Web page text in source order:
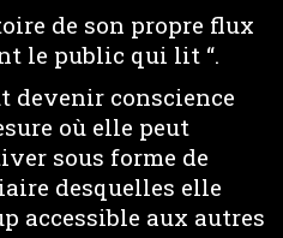
de son propre flux
le public qui lit “.
devenir conscience
où elle peut
sous forme de
desquelles elle
accessible aux autres